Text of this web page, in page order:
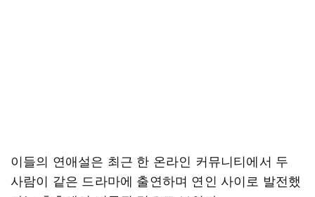
이들의 연애설은 최근 한 온라인 커뮤니티에서 두
사람이 같은 드라마에 출연하며 연인 사이로 발전했